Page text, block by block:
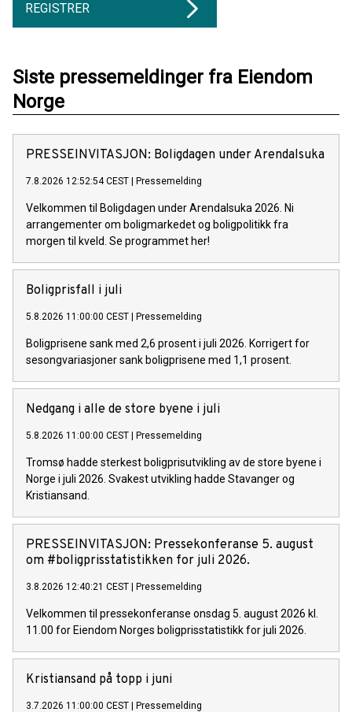
REGISTRER
Siste pressemeldinger fra Eiendom
Norge
PRESSEINVITASJON: ​Boligdagen under Arendalsuka
7.8.2026 12:52:54 CEST Pressemelding
Velkommen til Boligdagen under Arendalsuka 2026. Ni
arrangementer om boligmarkedet og boligpolitikk fra
morgen til kveld. Se programmet her!
Boligprisfall i juli
5.8.2026 11:00:00 CEST Pressemelding
Boligprisene sank med 2,6 prosent i juli 2026. Korrigert for
sesongvariasjoner sank boligprisene med 1,1 prosent.
Nedgang i alle de store byene i juli
5.8.2026 11:00:00 CEST Pressemelding
Tromsø hadde sterkest boligprisutvikling av de store byene i
Norge i juli 2026. Svakest utvikling hadde Stavanger og
Kristiansand.
PRESSEINVITASJON: ​Pressekonferanse 5. august
om #boligprisstatistikken for juli 2026.
3.8.2026 12:40:21 CEST Pressemelding
Velkommen til pressekonferanse onsdag 5. august 2026 kl.
11.00 for Eiendom Norges boligprisstatistikk for juli 2026.
Kristiansand på topp i juni
3.7.2026 11:00:00 CEST Pressemelding